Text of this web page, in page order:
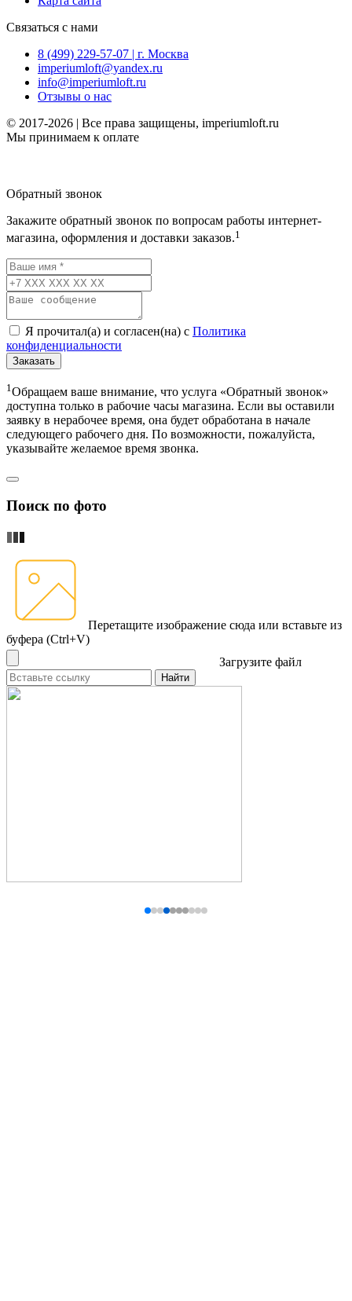
Связаться с нами
8 (499) 229-57-07 | г. Москва
imperiumloft@yandex.ru
info@imperiumloft.ru
Отзывы о нас
© 2017-2026 | Все права защищены, imperiumloft.ru
Мы принимаем к оплате
Обратный звонок
Закажите обратный звонок по вопросам работы интернет-
магазина, оформления и доставки заказов.1
Я прочитал(а) и согласен(на) с Политика
конфиденциальности
Заказать
1 Обращаем ваше внимание, что услуга «Обратный звонок»
доступна только в рабочие часы магазина. Если вы оставили
заявку в нерабочее время, она будет обработана в начале
следующего рабочего дня. По возможности, пожалуйста,
указывайте желаемое время звонка.
Поиск по фото
Перетащите изображение сюда или вставьте из
буфера (Ctrl+V)
Загрузите файл
Найти